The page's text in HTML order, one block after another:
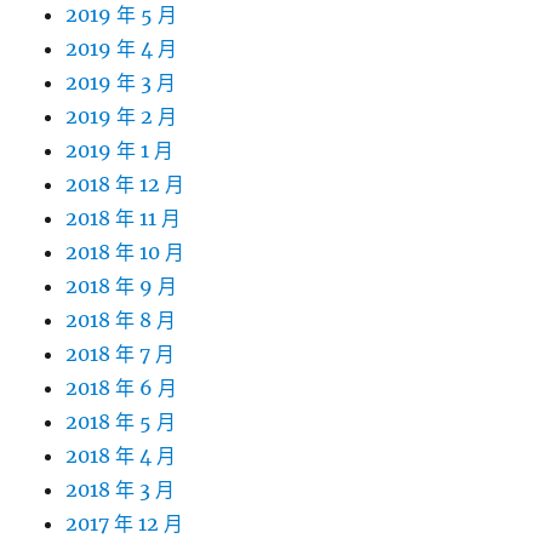
2019 年 5 月
2019 年 4 月
2019 年 3 月
2019 年 2 月
2019 年 1 月
2018 年 12 月
2018 年 11 月
2018 年 10 月
2018 年 9 月
2018 年 8 月
2018 年 7 月
2018 年 6 月
2018 年 5 月
2018 年 4 月
2018 年 3 月
2017 年 12 月